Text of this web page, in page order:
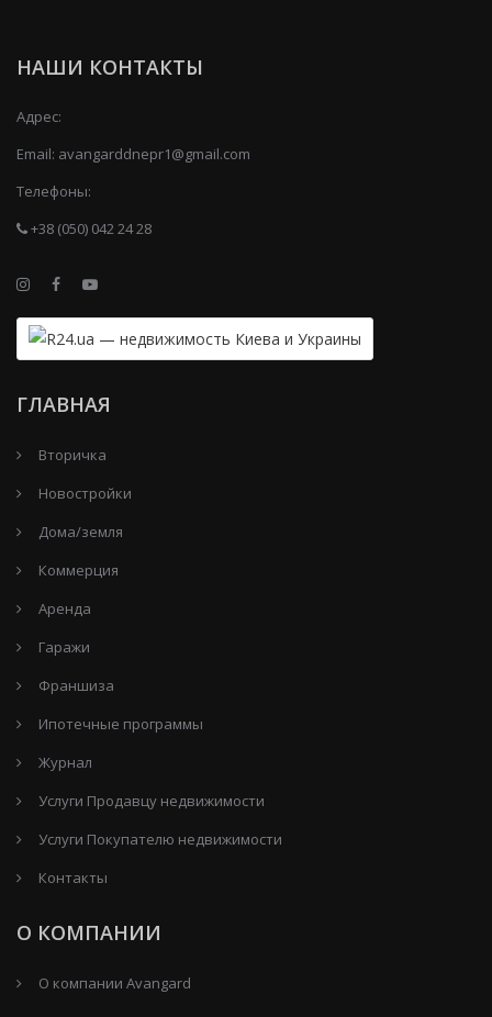
НАШИ КОНТАКТЫ
Адрес:
Email: avangarddnepr1@gmail.com
Телефоны:
+38 (050) 042 24 28
ГЛАВНАЯ
Вторичка
Новостройки
Дома/земля
Коммерция
Аренда
Гаражи
Франшиза
Ипотечные программы
Журнал
Услуги Продавцу недвижимости
Услуги Покупателю недвижимости
Контакты
О КОМПАНИИ
О компании Avangard